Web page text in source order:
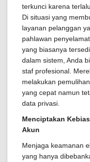
terkunci karena
Di situasi yang
layanan pelanggan
pahlawan
yang biasanya
dalam sistem, Anda
staf profesional.
melakukan
yang cepat namun
data privasi.
Menciptakan
Akun
Menjaga keamanan
yang hanya